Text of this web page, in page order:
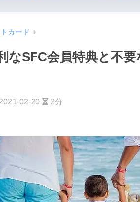
カード
なSFC会員特典と不
2021-02-20 2分